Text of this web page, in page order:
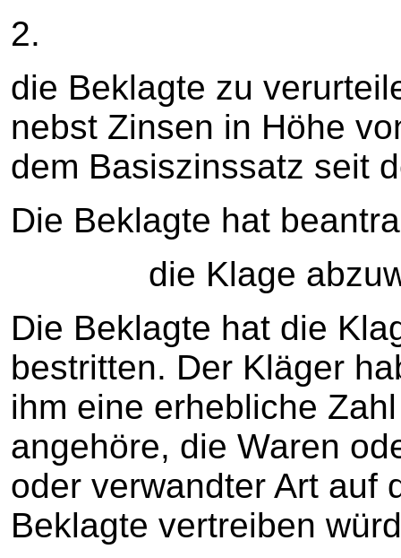
2.
die Beklagte zu
nebst Zinsen in Höhe
dem Basiszinssatz seit
Die Beklagte hat
die Klage
Die Beklagte hat die
bestritten. Der Kläger
ihm eine erhebliche
angehöre, die Waren
oder verwandter Art auf
Beklagte vertreiben